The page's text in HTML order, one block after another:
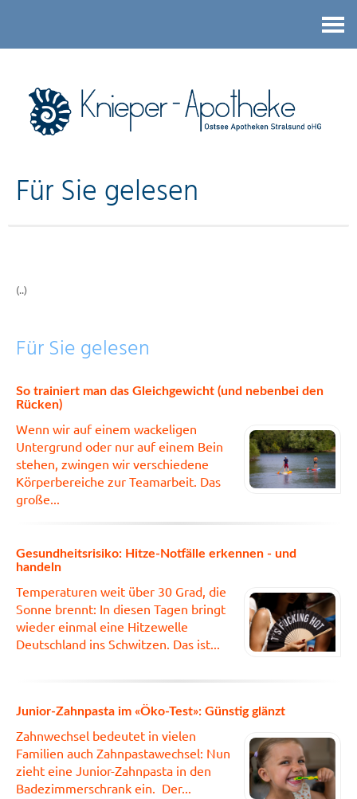
Für Sie gelesen
(..)
Für Sie gelesen
So trainiert man das Gleichgewicht (und nebenbei den
Rücken)
Wenn wir auf einem wackeligen
Untergrund oder nur auf einem Bein
stehen, zwingen wir verschiedene
Körperbereiche zur Teamarbeit. Das
große...
Gesundheitsrisiko: Hitze-Notfälle erkennen - und
handeln
Temperaturen weit über 30 Grad, die
Sonne brennt: In diesen Tagen bringt
wieder einmal eine Hitzewelle
Deutschland ins Schwitzen. Das ist...
Junior-Zahnpasta im «Öko-Test»: Günstig glänzt
Zahnwechsel bedeutet in vielen
Familien auch Zahnpastawechsel: Nun
zieht eine Junior-Zahnpasta in den
Badezimmerschrank ein. Der...